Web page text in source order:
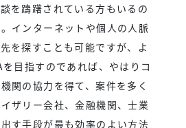
を躊躇されている方もいるの
インターネットや個人の人脈
を探すことも可能ですが、よ
目指すのであれば、やはりコ
関の協力を得て、案件を多く
ザリー会社、金融機関、士業
す手段が最も効率のよい方法